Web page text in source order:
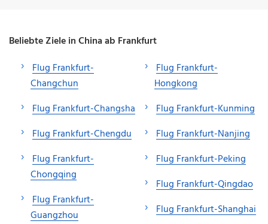
Beliebte Ziele in China ab Frankfurt
Flug Frankfurt-
Changchun
Flug Frankfurt-Changsha
Flug Frankfurt-Chengdu
Flug Frankfurt-
Chongqing
Flug Frankfurt-
Guangzhou
Flug Frankfurt-
Hongkong
Flug Frankfurt-Kunming
Flug Frankfurt-Nanjing
Flug Frankfurt-Peking
Flug Frankfurt-Qingdao
Flug Frankfurt-Shanghai